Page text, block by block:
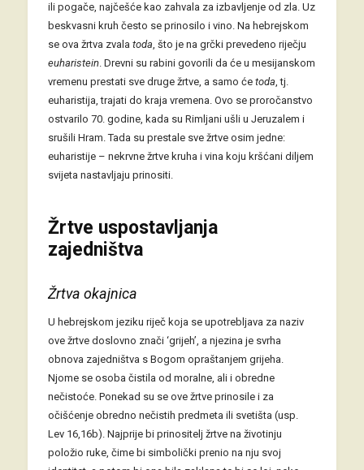
ili pogače, najčešće kao zahvala za izbavljenje od zla. Uz
beskvasni kruh često se prinosilo i vino. Na hebrejskom
se ova žrtva zvala toda, što je na grčki prevedeno riječju
euharistein. Drevni su rabini govorili da će u mesijanskom
vremenu prestati sve druge žrtve, a samo će toda, tj.
euharistija, trajati do kraja vremena. Ovo se proročanstvo
ostvarilo 70. godine, kada su Rimljani ušli u Jeruzalem i
srušili Hram. Tada su prestale sve žrtve osim jedne:
euharistije – nekrvne žrtve kruha i vina koju kršćani diljem
svijeta nastavljaju prinositi.
Žrtve uspostavljanja
zajedništva
Žrtva okajnica
U hebrejskom jeziku riječ koja se upotrebljava za naziv
ove žrtve doslovno znači ‘grijeh’, a njezina je svrha
obnova zajedništva s Bogom opraštanjem grijeha.
Njome se osoba čistila od moralne, ali i obredne
nečistoće. Ponekad su se ove žrtve prinosile i za
očišćenje obredno nečistih predmeta ili svetišta (usp.
Lev 16,16b). Najprije bi prinositelj žrtve na životinju
položio ruke, čime bi simbolički prenio na nju svoj